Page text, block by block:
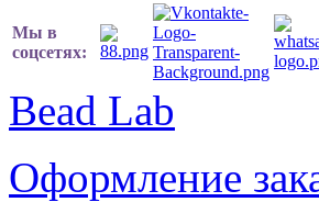
Мы в
соцсетях:
Bead Lab
Оформление